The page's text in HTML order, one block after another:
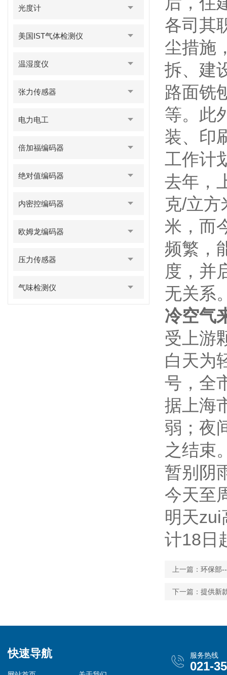
光度计
美国IST气体检测仪
温湿度仪
张力传感器
电力电工
倍加福编码器
绝对值编码器
内密控编码器
欧姆龙编码器
压力传感器
气味检测仪
各司其
尘措施
拆、建
路面铣
等。此
装、印
工作计
去年，
克/立方
米，而
频繁，
度，并
无关系
冷空气
受上游
白天为
号，全
据上海
弱；夜
之结束
暂别阴
今天至
明天
计18日
上一篇： 环保部
下一篇： 提供新
快速导航 服务热线
021-